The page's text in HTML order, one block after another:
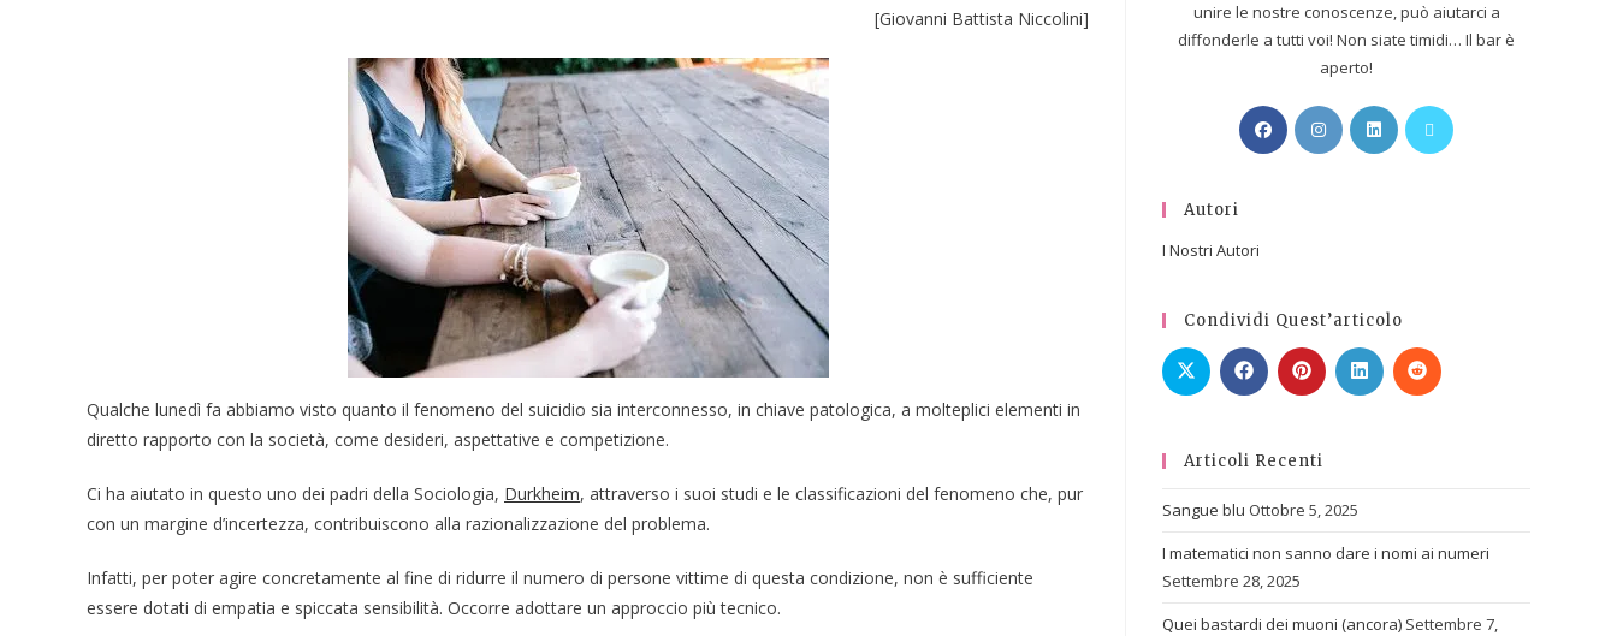
[Giovanni Battista Niccolini]
Qualche lunedì fa abbiamo visto quanto il fenomeno del suicidio sia interconnesso, in chiave patologica, a molteplici elementi in
diretto rapporto con la società, come desideri, aspettative e competizione.
Ci ha aiutato in questo uno dei padri della Sociologia, Durkheim, attraverso i suoi studi e le classificazioni del fenomeno che, pur
con un margine d’incertezza, contribuiscono alla razionalizzazione del problema.
Infatti, per poter agire concretamente al fine di ridurre il numero di persone vittime di questa condizione, non è sufficiente
essere dotati di empatia e spiccata sensibilità. Occorre adottare un approccio più tecnico.
unire le nostre conoscenze, può aiutarci a
diffonderle a tutti voi! Non siate timidi… Il bar è
aperto!
Autori
I Nostri Autori
Condividi Quest’articolo
Articoli Recenti
Sangue blu Ottobre 5, 2025
I matematici non sanno dare i nomi ai numeri
Settembre 28, 2025
Quei bastardi dei muoni (ancora) Settembre 7,